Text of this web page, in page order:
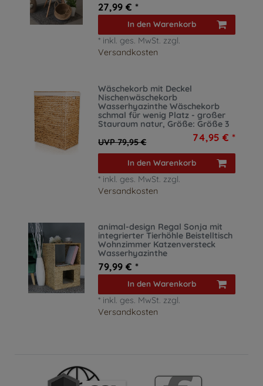
27,99 € *
In den Warenkorb
* inkl. ges. MwSt. zzgl.
Versandkosten
Wäschekorb mit Deckel
Nischenwäschekorb
Wasserhyazinthe Wäschekorb
schmal für wenig Platz - großer
Stauraum natur, Größe: Größe 3
UVP 79,95 € 74,95 € *
In den Warenkorb
* inkl. ges. MwSt. zzgl.
Versandkosten
animal-design Regal Sonja mit
integrierter Tierhöhle Beistelltisch
Wohnzimmer Katzenversteck
Wasserhyazinthe
79,99 € *
In den Warenkorb
* inkl. ges. MwSt. zzgl.
Versandkosten